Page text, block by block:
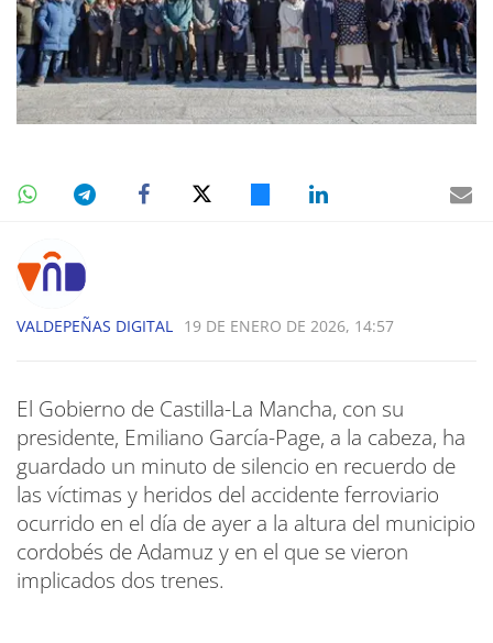
VALDEPEÑAS DIGITAL 19 DE ENERO DE 2026, 14:57
El Gobierno de Castilla-La Mancha, con su
presidente, Emiliano García-Page, a la cabeza, ha
guardado un minuto de silencio en recuerdo de
las víctimas y heridos del accidente ferroviario
ocurrido en el día de ayer a la altura del municipio
cordobés de Adamuz y en el que se vieron
implicados dos trenes.